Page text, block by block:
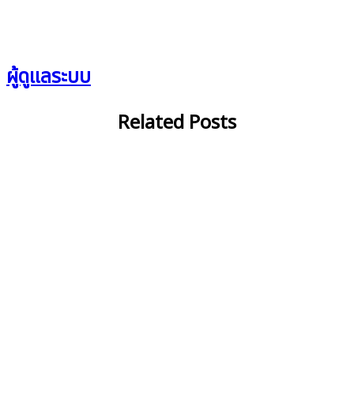
ผู้ดูแลระบบ
Related Posts